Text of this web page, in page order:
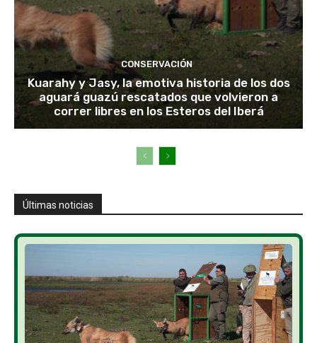
CONSERVACIÓN
Kuarahy y Jasy, la emotiva historia de los dos
aguará guazú rescatados que volvieron a
correr libres en los Esteros del Iberá
Últimas noticias